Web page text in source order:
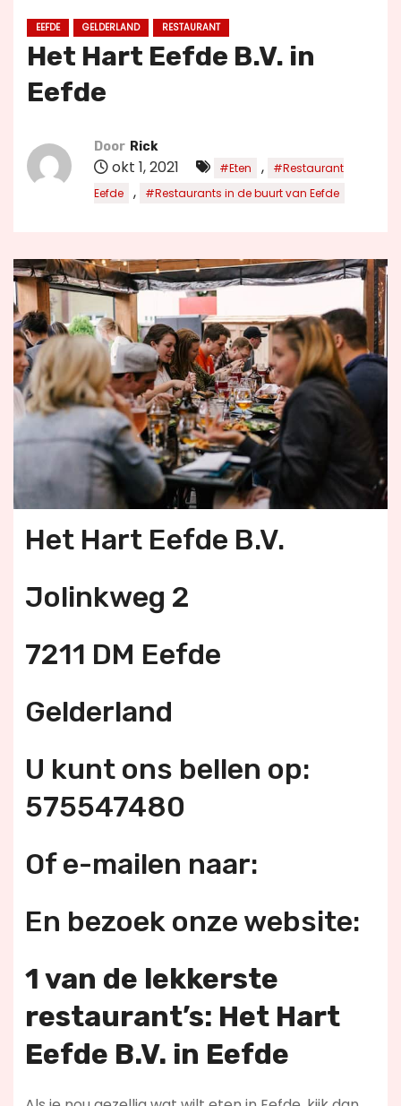
EEFDE GELDERLAND RESTAURANT
Het Hart Eefde B.V. in
Eefde
Door Rick
okt 1, 2021 #Eten ,
#Restaurant
Eefde
, #Restaurants in de buurt van Eefde
Het Hart Eefde B.V.
Jolinkweg 2
7211 DM Eefde
Gelderland
U kunt ons bellen op:
575547480
Of e-mailen naar:
En bezoek onze website:
1 van de lekkerste
restaurant’s: Het Hart
Eefde B.V. in Eefde